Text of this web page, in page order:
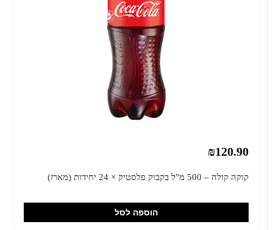
₪120.90
קוקה קולה – 500 מ"ל בקבוק פלסטיק × 24 יחידות (מארז)
הוספה לסל